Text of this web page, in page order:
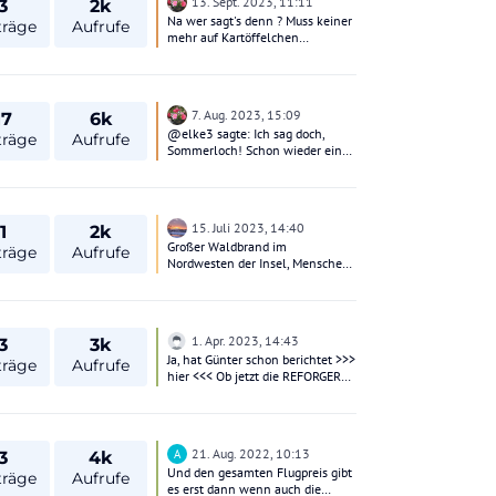
die Berg und Talfahrt kann man
besser anlegen.
2k
Aufrufe
Na wer sagt's denn ? Muss keiner
mehr auf Kartöffelchen
6k
Aufrufe
7. Aug. 2023, 15:09
@elke3 sagte: Ich sag doch,
Sommerloch! Schon wieder ein
kannst davon ausgehen, dass das
Sommerloch nicht mehr mit
Geschichten aus Mallorca gefüllt
werden kann. Die Sache wurde ja
1 2k
Aufrufe
15. Juli 2023, 14:40
Großer Waldbrand im
Nordwesten der Insel, Menschen
3k
Aufrufe
1. Apr. 2023, 14:43
Ja, hat Günter schon berichtet >>>
hier <<< Ob jetzt die REFORGER
4k
Aufrufe
A
21. Aug. 2022, 10:13
Und den gesamten Flugpreis gibt
es erst dann wenn auch die